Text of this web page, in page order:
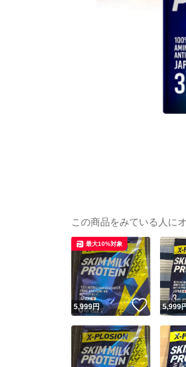
この商品をみている人に
5,999円 いいね！
最大10%対象
5,999